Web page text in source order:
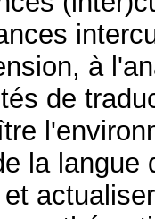
à
de
la langue